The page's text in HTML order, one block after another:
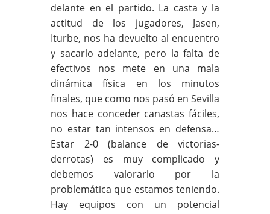
delante en el partido. La casta y la
actitud de los jugadores, Jasen,
Iturbe, nos ha devuelto al encuentro
y sacarlo adelante, pero la falta de
efectivos nos mete en una mala
dinámica física en los minutos
finales, que como nos pasó en Sevilla
nos hace conceder canastas fáciles,
no estar tan intensos en defensa…
Estar 2-0 (balance de victorias-
derrotas) es muy complicado y
debemos valorarlo por la
problemática que estamos teniendo.
Hay equipos con un potencial